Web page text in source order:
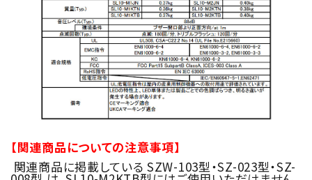
【関連商品についての注意事項】
関連商品に掲載している SZW-103型・SZ-023型・SZ-